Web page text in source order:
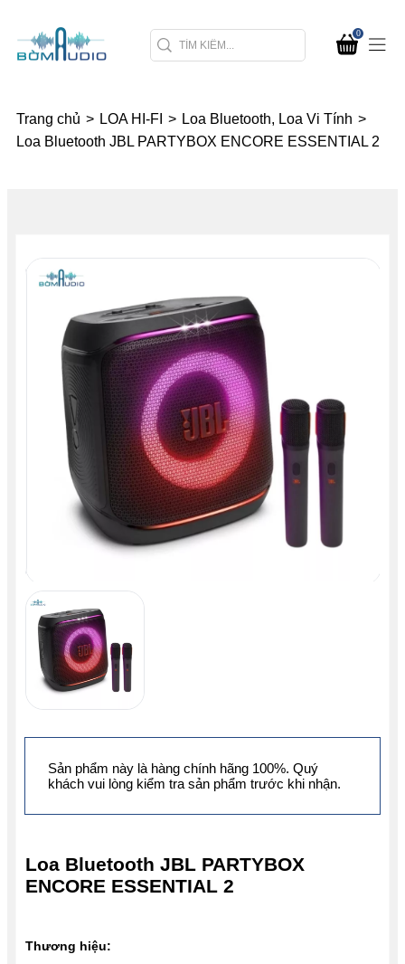
0
Trang chủ > LOA HI-FI > Loa Bluetooth, Loa Vi Tính >
Loa Bluetooth JBL PARTYBOX ENCORE ESSENTIAL 2
Loa Bluetooth JBL PARTYBOX
ENCORE ESSENTIAL 2
Thương hiệu:
Sản phẩm này là hàng chính hãng 100%. Quý
khách vui lòng kiểm tra sản phẩm trước khi nhận.